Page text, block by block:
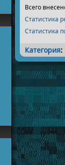
Всего
Статистика
Статистика
Категория: